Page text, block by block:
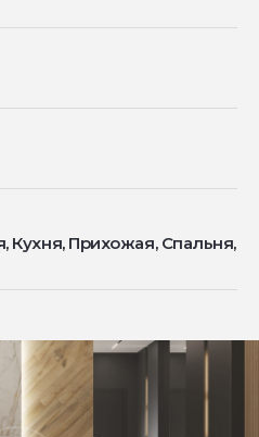
Кухня, Прихожая, Спальня,